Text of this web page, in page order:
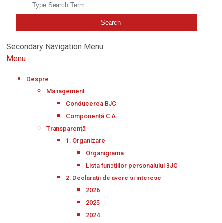
Secondary Navigation Menu
Menu
Despre
Management
Conducerea BJC
Componență C.A.
Transparenţă
1. Organizare
Organigrama
Lista funcțiilor personalului BJC
2. Declarații de avere si interese
2026
2025
2024